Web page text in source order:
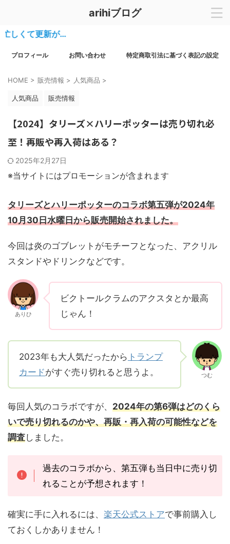
arihiブログ
て更新が…
プロフィール お問い合わせ 特定商取引法に基づく表記の設定
HOME > 販売情報 > 人気商品 >
人気商品 販売情報
【2024】タリーズ×ハリーポッターは売り切れ必
至！再販や再入荷はある？
2025年2月27日
※当サイトにはプロモーションが含まれます
タリーズとハリーポッターのコラボ第五弾が2024年
10月30日水曜日から販売開始されました。
今回は炎のゴブレットがモチーフとなった、アクリル
スタンドやドリンクなどです。
ありひ
ビクトールクラムのアクスタとか最高
じゃん！
2023年も大人気だったから トランプ
カードがすぐ売り切れると思うよ。 つむ
毎回人気のコラボですが、 2024年の第6弾はどのくら
いで売り切れるのかや、再販・再入荷の可能性などを
調査しました。
過去のコラボから、第五弾も当日中に売り切
れることが予想されます！
確実に手に入れるには、 楽天公式ストアで事前購入し
ておくしかありません！